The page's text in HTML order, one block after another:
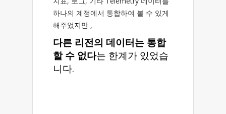
하나의 계정에서 통합하여 볼 수 있게
해주었지만 ,
다른 리전의 데이터는 통합
할 수 없다는 한계가 있었습
니다.